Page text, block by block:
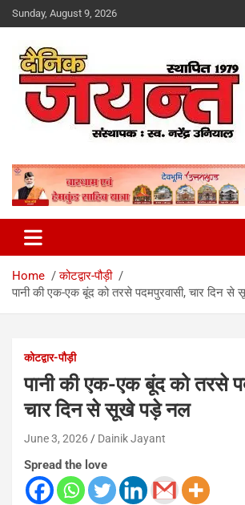
Skip
to
Sunday, August 9, 2026
Dainik Jayant
Home
कोटद्वार-पौड़ी
पानी की एक-एक बूंद को तरसे पदमपुरवासी, चार दिन
कोटद्वार-पौड़ी
पानी की एक-एक बूंद को तरसे
चार दिन से सूखे पड़े नल
June 3, 2026 Dainik Jayant
Spread the love